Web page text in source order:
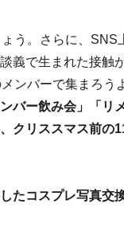
う。さらに、SNS
義で生まれた接触
ンバーで集まろう
ンバー飲み会」「リ
クリススマス前の
したコスプレ写真交